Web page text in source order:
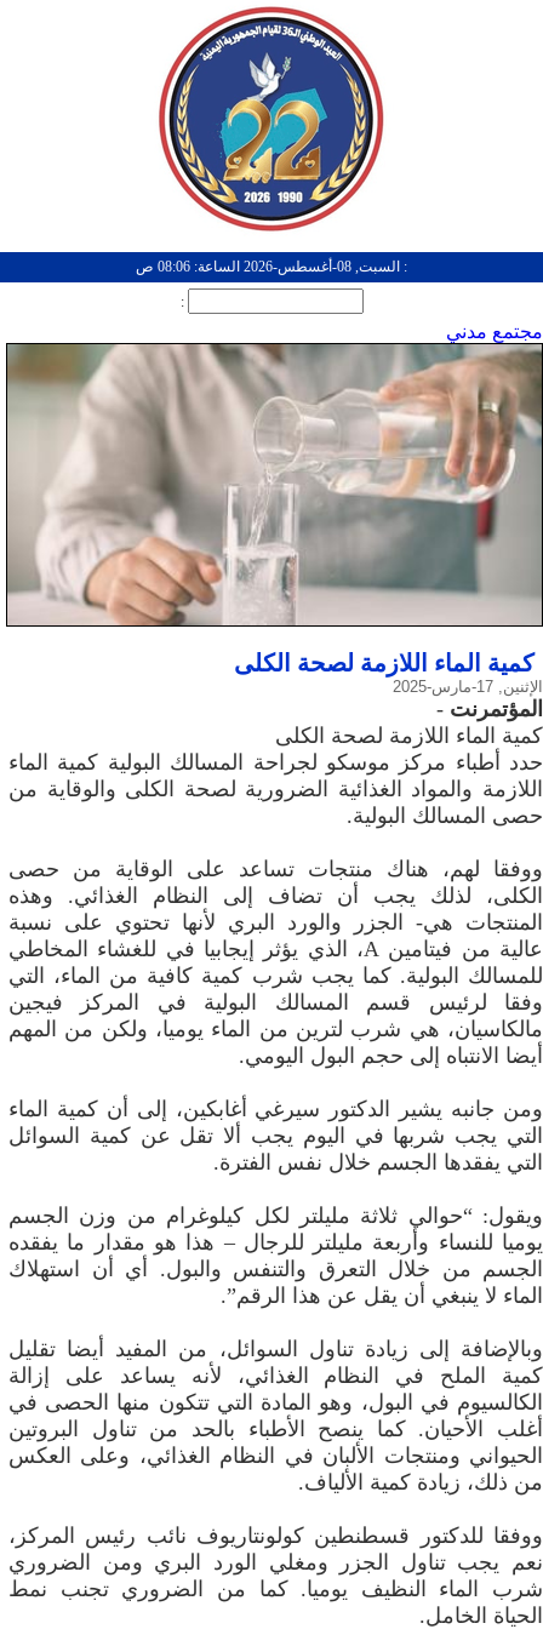
: السبت, 08-أغسطس-2026 الساعة: 08:06 ص
:
مجتمع مدني
كمية الماء اللازمة لصحة الكلى
الإثنين, 17-مارس-2025
المؤتمرنت -
كمية الماء اللازمة لصحة الكلى
حدد أطباء مركز موسكو لجراحة المسالك البولية كمية الماء
اللازمة والمواد الغذائية الضرورية لصحة الكلى والوقاية من
حصى المسالك البولية.
ووفقا لهم، هناك منتجات تساعد على الوقاية من حصى
الكلى، لذلك يجب أن تضاف إلى النظام الغذائي. وهذه
المنتجات هي- الجزر والورد البري لأنها تحتوي على نسبة
عالية من فيتامين А، الذي يؤثر إيجابيا في للغشاء المخاطي
للمسالك البولية. كما يجب شرب كمية كافية من الماء، التي
وفقا لرئيس قسم المسالك البولية في المركز فيجين
مالكاسيان، هي شرب لترين من الماء يوميا، ولكن من المهم
أيضا الانتباه إلى حجم البول اليومي.
ومن جانبه يشير الدكتور سيرغي أغابكين، إلى أن كمية الماء
التي يجب شربها في اليوم يجب ألا تقل عن كمية السوائل
التي يفقدها الجسم خلال نفس الفترة.
ويقول: “حوالي ثلاثة مليلتر لكل كيلوغرام من وزن الجسم
يوميا للنساء وأربعة مليلتر للرجال – هذا هو مقدار ما يفقده
الجسم من خلال التعرق والتنفس والبول. أي أن استهلاك
الماء لا ينبغي أن يقل عن هذا الرقم”.
وبالإضافة إلى زيادة تناول السوائل، من المفيد أيضا تقليل
كمية الملح في النظام الغذائي، لأنه يساعد على إزالة
الكالسيوم في البول، وهو المادة التي تتكون منها الحصى في
أغلب الأحيان. كما ينصح الأطباء بالحد من تناول البروتين
الحيواني ومنتجات الألبان في النظام الغذائي، وعلى العكس
من ذلك، زيادة كمية الألياف.
ووفقا للدكتور قسطنطين كولونتاريوف نائب رئيس المركز،
نعم يجب تناول الجزر ومغلي الورد البري ومن الضروري
شرب الماء النظيف يوميا. كما من الضروري تجنب نمط
الحياة الخامل.